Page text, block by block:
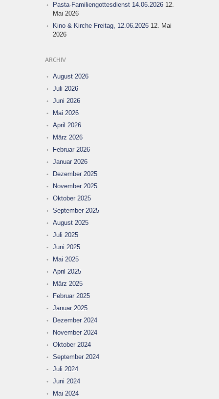
Pasta-Familiengottesdienst 14.06.2026 12.
Mai 2026
Kino & Kirche Freitag, 12.06.2026 12. Mai
2026
ARCHIV
August 2026
Juli 2026
Juni 2026
Mai 2026
April 2026
März 2026
Februar 2026
Januar 2026
Dezember 2025
November 2025
Oktober 2025
September 2025
August 2025
Juli 2025
Juni 2025
Mai 2025
April 2025
März 2025
Februar 2025
Januar 2025
Dezember 2024
November 2024
Oktober 2024
September 2024
Juli 2024
Juni 2024
Mai 2024